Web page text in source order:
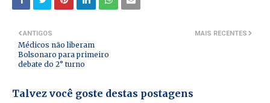
MAIS RECENTES
ANTIGOS
Médicos não liberam
Bolsonaro para primeiro
debate do 2° turno
Talvez você goste destas postagens